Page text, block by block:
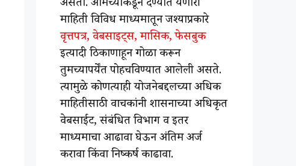
असतो. आमच्याकडून देण्यात येणारी
माहिती विविध माध्यमातून जश्याप्रकारे
वृत्तपत्र, वेबसाइट्स, मासिक, फेसबुक
इत्यादी ठिकाणाहून गोळा करून
तुमच्यापर्येंत पोहचविण्यात आलेली असते.
त्यामुळे कोणत्याही योजनेबद्दलच्या अधिक
माहितीसाठी वाचकांनी शासनाच्या अधिकृत
वेबसाईट, संबंधित विभाग व इतर
माध्यमाचा आढावा घेऊन अंतिम अर्ज
करावा किंवा निष्कर्ष काढावा.